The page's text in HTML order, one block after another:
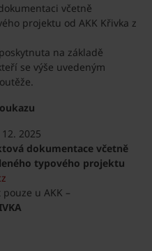
včetně
projektu od AKK Křivka z
na základě
se výše uvedeným
2025
dokumentace včetně
typového projektu
u AKK –